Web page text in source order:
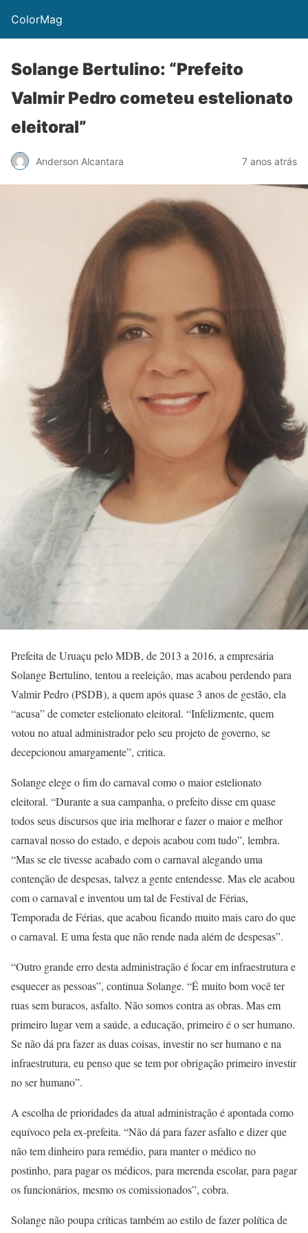
ColorMag
Solange Bertulino: “Prefeito
Valmir Pedro cometeu estelionato
eleitoral”
Anderson Alcantara 7 anos atrás
Prefeita de Uruaçu pelo MDB, de 2013 a 2016, a empresária
Solange Bertulino, tentou a reeleição, mas acabou perdendo para
Valmir Pedro (PSDB), a quem após quase 3 anos de gestão, ela
“acusa” de cometer estelionato eleitoral. “Infelizmente, quem
votou no atual administrador pelo seu projeto de governo, se
decepcionou amargamente”, critica.
Solange elege o fim do carnaval como o maior estelionato
eleitoral. “Durante a sua campanha, o prefeito disse em quase
todos seus discursos que iria melhorar e fazer o maior e melhor
carnaval nosso do estado, e depois acabou com tudo”, lembra.
“Mas se ele tivesse acabado com o carnaval alegando uma
contenção de despesas, talvez a gente entendesse. Mas ele acabou
com o carnaval e inventou um tal de Festival de Férias,
Temporada de Férias, que acabou ficando muito mais caro do que
o carnaval. E uma festa que não rende nada além de despesas”.
“Outro grande erro desta administração é focar em infraestrutura e
esquecer as pessoas”, continua Solange. “É muito bom você ter
ruas sem buracos, asfalto. Não somos contra as obras. Mas em
primeiro lugar vem a saúde, a educação, primeiro é o ser humano.
Se não dá pra fazer as duas coisas, investir no ser humano e na
infraestrutura, eu penso que se tem por obrigação primeiro investir
no ser humano”.
A escolha de prioridades da atual administração é apontada como
equívoco pela ex-prefeita. “Não dá para fazer asfalto e dizer que
não tem dinheiro para remédio, para manter o médico no
postinho, para pagar os médicos, para merenda escolar, para pagar
os funcionários, mesmo os comissionados”, cobra.
Solange não poupa críticas também ao estilo de fazer política de